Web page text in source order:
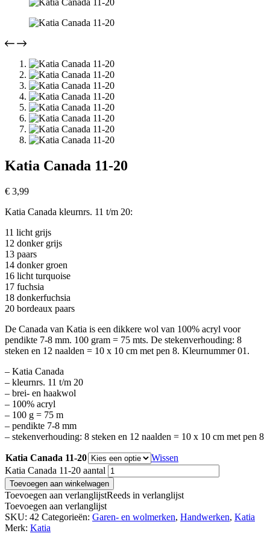
Katia Canada 11-20
€ 3,99
Katia Canada kleurnrs. 11 t/m 20:
11 licht grijs
12 donker grijs
13 paars
14 donker groen
16 licht turquoise
17 fuchsia
18 donkerfuchsia
20 bordeaux paars
De Canada van Katia is een dikkere wol van 100% acryl voor
pendikte 7-8 mm. 100 gram = 75 mts. De stekenverhouding: 8
steken en 12 naalden = 10 x 10 cm met pen 8. Kleurnummer 01.
– Katia Canada
– kleurnrs. 11 t/m 20
– brei- en haakwol
– 100% acryl
– 100 g = 75 m
– pendikte 7-8 mm
– stekenverhouding: 8 steken en 12 naalden = 10 x 10 cm met pen 8
Katia Canada 11-20
Wissen
Katia Canada 11-20 aantal
Toevoegen aan winkelwagen
Toevoegen aan verlanglijstReeds in verlanglijst
Toevoegen aan verlanglijst
SKU: 42 Categorieën: Garen- en wolmerken, Handwerken, Katia
Merk: Katia